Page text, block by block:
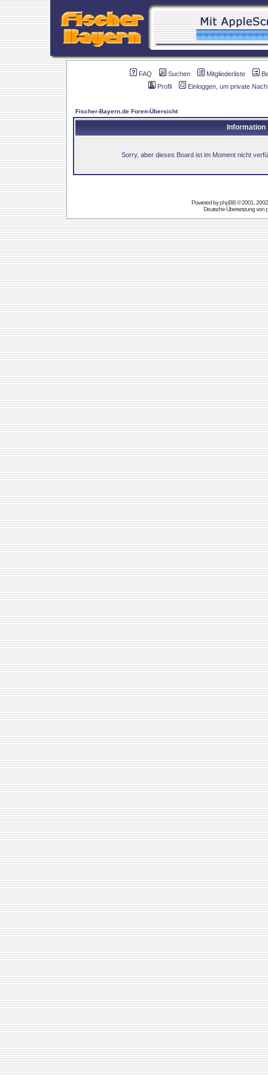
FAQ Suchen Mitgliederliste
Profil
Einloggen, um private
Fischer-Bayern.de Foren-Übersicht
Information
Sorry, aber dieses Board ist im Moment nicht
Powered byphpBB© 2001,
Deutsche Übersetzung von